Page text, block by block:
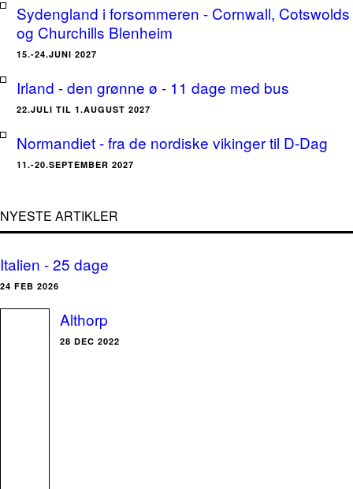
Sydengland i forsommeren - Cornwall, Cotswolds
og Churchills Blenheim
15.-24.JUNI 2027
Irland - den grønne ø - 11 dage med bus
22.JULI TIL 1.AUGUST 2027
Normandiet - fra de nordiske vikinger til D-Dag
11.-20.SEPTEMBER 2027
NYESTE ARTIKLER
Italien - 25 dage
24 FEB 2026
Althorp
28 DEC 2022